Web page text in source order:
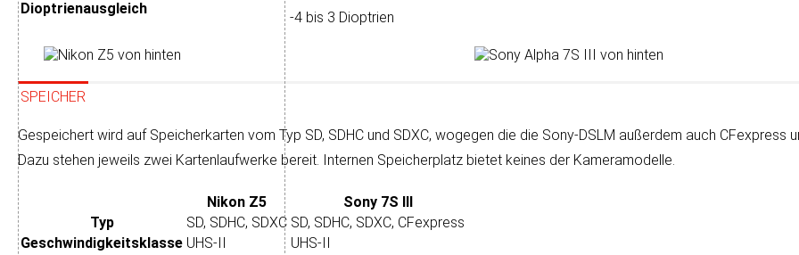
Dioptrien­ausgleich
-4 bis 3 Dioptrien
SPEICHER
Gespeichert wird auf Speicherkarten vom Typ SD, SDHC und SDXC, wogegen die die Sony-DSLM außer­dem auch CFexpress
Dazu stehen je­weils zwei Karten­lauf­werke bereit. Inter­nen Speicher­platz bie­tet kei­nes der Kamera­modelle.
Nikon Z5
Sony 7S III
Typ
SD, SDHC, SDXC SD, SDHC, SDXC, CFexpress
Geschwindig­keits­klasse UHS-II UHS-II